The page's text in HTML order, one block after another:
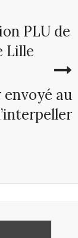
PLU de
Lille
au